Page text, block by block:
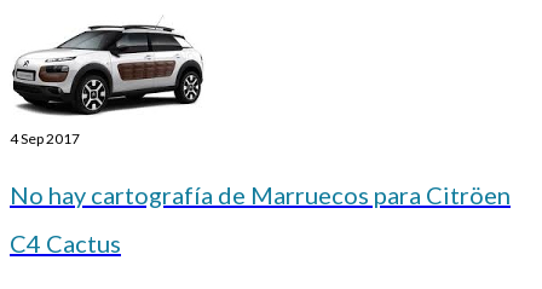
4Sep 2017
No hay cartografía de Marruecos para Citröen
C4 Cactus